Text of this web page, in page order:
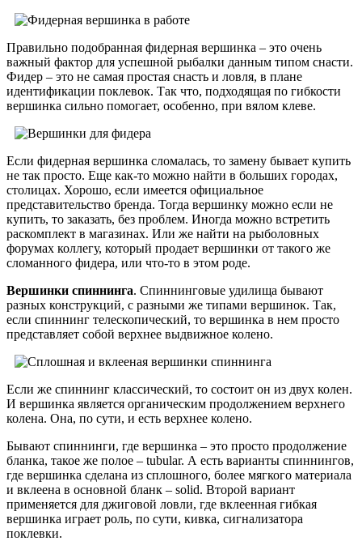
Правильно подобранная фидерная вершинка – это очень
важный фактор для успешной рыбалки данным типом снасти.
Фидер – это не самая простая снасть и ловля, в плане
идентификации поклевок. Так что, подходящая по гибкости
вершинка сильно помогает, особенно, при вялом клеве.
Если фидерная вершинка сломалась, то замену бывает купить
не так просто. Еще как-то можно найти в больших городах,
столицах. Хорошо, если имеется официальное
представительство бренда. Тогда вершинку можно если не
купить, то заказать, без проблем. Иногда можно встретить
раскомплект в магазинах. Или же найти на рыболовных
форумах коллегу, который продает вершинки от такого же
сломанного фидера, или что-то в этом роде.
Вершинки спиннинга. Спиннинговые удилища бывают
разных конструкций, с разными же типами вершинок. Так,
если спиннинг телескопический, то вершинка в нем просто
представляет собой верхнее выдвижное колено.
Если же спиннинг классический, то состоит он из двух колен.
И вершинка является органическим продолжением верхнего
колена. Она, по сути, и есть верхнее колено.
Бывают спиннинги, где вершинка – это просто продолжение
бланка, такое же полое – tubular. А есть варианты спиннингов,
где вершинка сделана из сплошного, более мягкого материала
и вклеена в основной бланк – solid. Второй вариант
применяется для джиговой ловли, где вклеенная гибкая
вершинка играет роль, по сути, кивка, сигнализатора
поклевки.